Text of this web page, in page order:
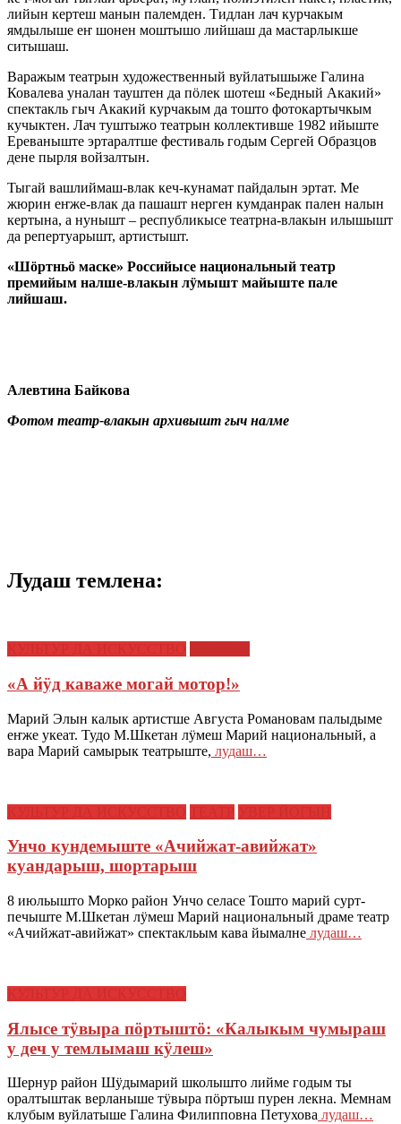
лийын кертеш манын палемден. Тидлан лач курчакым
ямдылыше еҥ шонен моштышо лийшаш да мастарлыкше
ситышаш.
Варажым театрын художественный вуйлатышыже Галина
Ковалева уналан тауштен да пӧлек шотеш «Бедный Акакий»
спектакль гыч Акакий курчакым да тошто фотокартычкым
кучыктен. Лач туштыжо театрын коллективше 1982 ийыште
Ереваныште эртаралтше фестиваль годым Сергей Образцов
дене пырля войзалтын.
Тыгай вашлиймаш-влак кеч-кунамат пайдалын эртат. Ме
жюрин еҥже-влак да пашашт нерген кумданрак пален налын
кертына, а нунышт – республикысе театрна-влакын илышышт
да репертуарышт, артистышт.
«Шӧртньӧ маске» Российысе национальный театр
премийым налше-влакын лӱмышт майыште пале
лийшаш.
Алевтина Байкова
Фотом театр-влакын архивышт гыч налме
Лудаш темлена:
«А йӱд каваже могай мотор!»
Марий Элын калык артистше Августа Романовам палыдыме
еҥже укеат. Тудо М.Шкетан лӱмеш Марий национальный, а
вара Марий самырык театрыште, лудаш…
Унчо кундемыште «Ачийжат-авийжат»
куандарыш, шортарыш
8 июльышто Морко район Унчо селасе Тошто марий сурт-
печыште М.Шкетан лӱмеш Марий национальный драме театр
«Ачийжат-авийжат» спектакльым кава йымалне лудаш…
Ялысе тӱвыра пӧртыштӧ: «Калыкым чумыраш
у деч у темлымаш кӱлеш»
Шернур район Шӱдымарий школышто лийме годым ты
оралтыштак верланыше тӱвыра пӧртыш пурен лекна. Мемнам
клубым вуйлатыше Галина Филипповна Петухова лудаш…